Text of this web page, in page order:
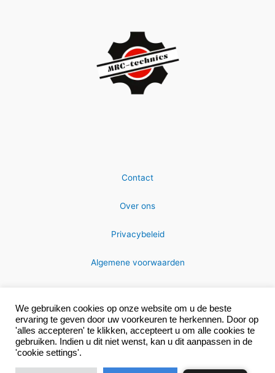
Contact
Over ons
Privacybeleid
Algemene voorwaarden
Copyright © 2026 MRC-technics
We gebruiken cookies op onze website om u de beste
ervaring te geven door uw voorkeuren te herkennen. Door op
'alles accepteren' te klikken, accepteert u om alle cookies te
gebruiken. Indien u dit niet wenst, kan u dit aanpassen in de
'cookie settings'.